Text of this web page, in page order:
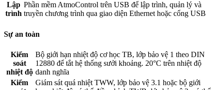
Lập
trình
Phần mềm AtmoControl trên USB để lập trình, quản lý và
truyền chương trình qua giao diện Ethernet hoặc cổng USB
Sự an toàn
Kiểm
soát
nhiệt độ
Bộ giới hạn nhiệt độ cơ học TB, lớp bảo vệ 1 theo DIN
12880 để tắt hệ thống sưởi khoảng. 20°C trên nhiệt độ
danh nghĩa
Kiểm
Giám sát quá nhiệt TWW, lớp bảo vệ 3.1 hoặc bộ giới